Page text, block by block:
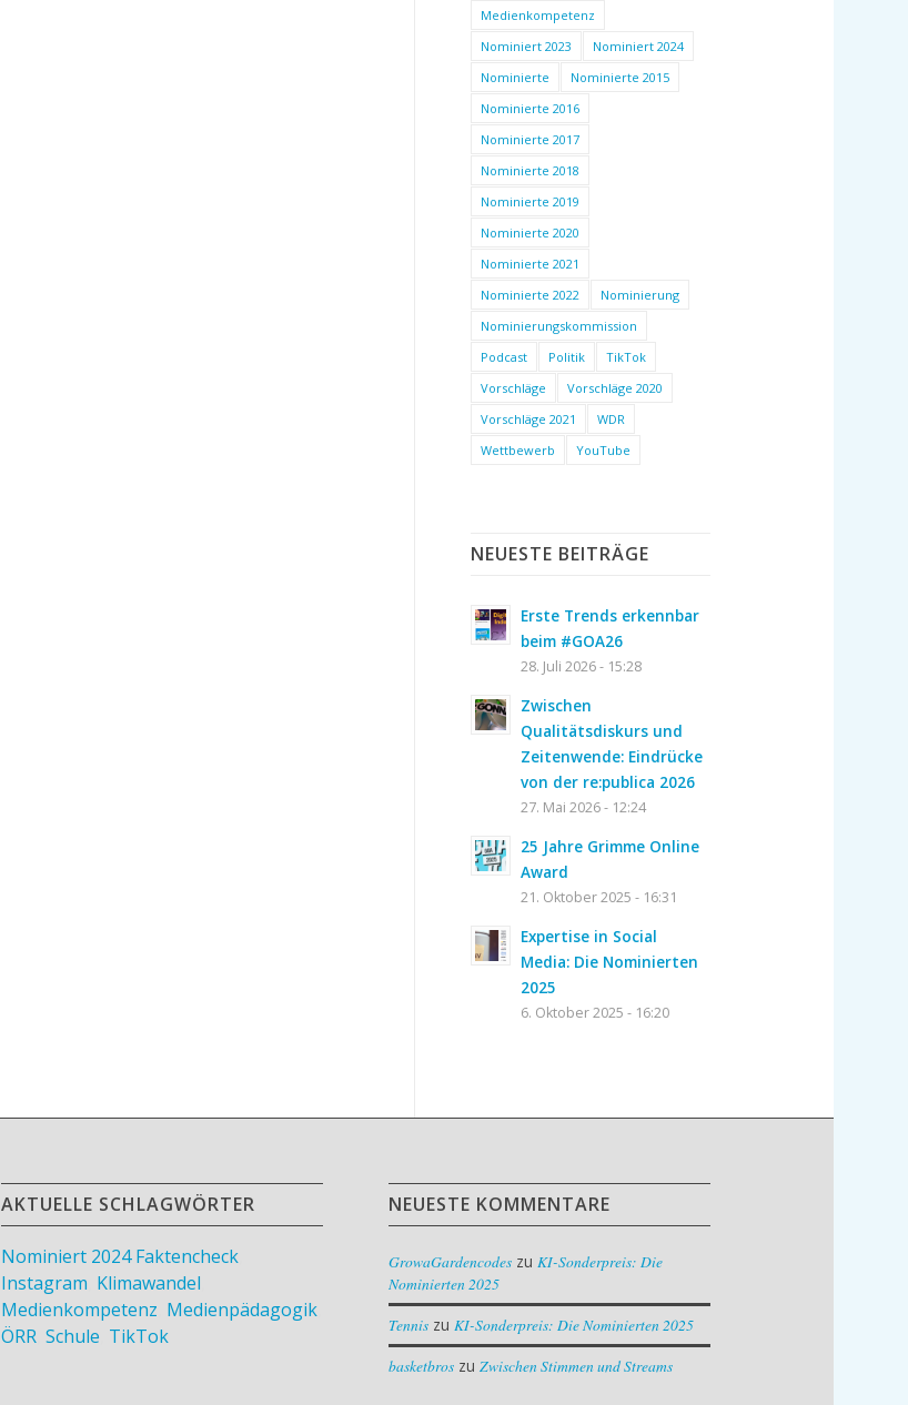
Medienkompetenz
Nominiert 2023
Nominiert 2024
Nominierte
Nominierte 2015
Nominierte 2016
Nominierte 2017
Nominierte 2018
Nominierte 2019
Nominierte 2020
Nominierte 2021
Nominierte 2022
Nominierung
Nominierungskommission
Podcast
Politik
TikTok
Vorschläge
Vorschläge 2020
Vorschläge 2021
WDR
Wettbewerb
YouTube
NEUESTE BEITRÄGE
Erste Trends erkennbar
beim #GOA26
28. Juli 2026 - 15:28
Zwischen
Qualitätsdiskurs und
Zeitenwende: Eindrücke
von der re:publica 2026
27. Mai 2026 - 12:24
25 Jahre Grimme Online
Award
21. Oktober 2025 - 16:31
Expertise in Social
Media: Die Nominierten
2025
6. Oktober 2025 - 16:20
AKTUELLE SCHLAGWÖRTER
Nominiert 2024 Faktencheck,
Instagram Klimawandel
Medienkompetenz Medienpädagogik,
ÖRR, Schule TikTok
NEUESTE KOMMENTARE
GrowaGardencodes zuKI-Sonderpreis: Die
Nominierten 2025
Tennis zuKI-Sonderpreis: Die Nominierten 2025
basketbros zuZwischen Stimmen und Streams